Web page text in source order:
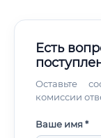
Есть
Оставьте
комиссии
Ваше имя *